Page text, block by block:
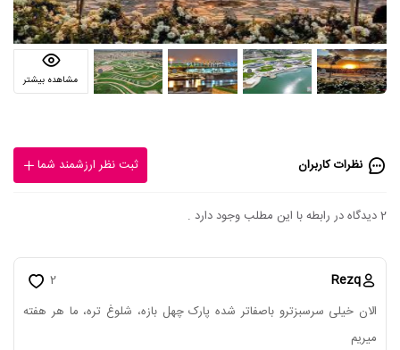
مشاهده بیشتر
نظرات کاربران ثبت نظر ارزشمند شما
2 دیدگاه در رابطه با این مطلب وجود دارد .
Rezq
الان خیلی سرسبزترو باصفاتر شده پارک چهل بازه، شلوغ تره، ما هر هفته
میریم
2